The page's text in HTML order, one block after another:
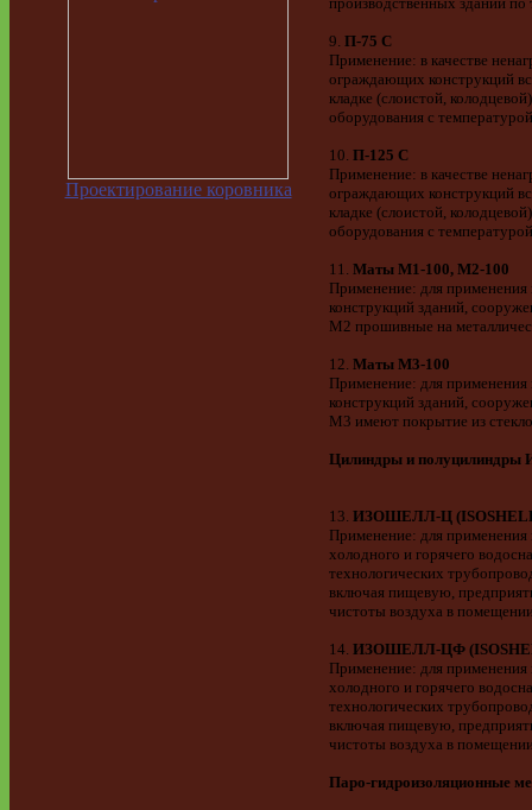
Проектирование коровника
9. П-75 C
Применение: в качестве
ограждающих конструкций
кладке (слоистой,
оборудования с
10. П-125 C
Применение: в качестве
ограждающих конструкций
кладке (слоистой,
оборудования с
11. Маты М1-100, М2-100
Применение: для применения
конструкций зданий,
М2 прошивные на
12. Маты М3-100
Применение: для применения
конструкций зданий,
М3 имеют покрытие из
Цилиндры и полуцилиндры
13. ИЗОШЕЛЛ-Ц
Применение: для применения
холодного и горячего
технологических
включая пищевую,
чистоты воздуха в
14. ИЗОШЕЛЛ-ЦФ
Применение: для применения
холодного и горячего
технологических
включая пищевую,
чистоты воздуха в
Паро-гидроизоляционные